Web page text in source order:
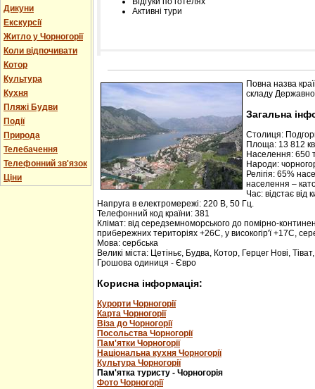
Дикуни
Екскурсії
Житло у Чорногорії
Коли відпочивати
Котор
Культура
Кухня
Пляжі Будви
Події
Природа
Телебачення
Телефонний зв'язок
Ціни
Активні тури
Розміщення інформації про готель на
Редагування інформації і цін на вимогу
Лічільник відвідувачів
Повна назва
складу
Загальна
Столиця:
Площа: 13 812
Населення: 650
Народи:
Релігія: 65%
населення –
Час: відстає від
Напруга в електромережі: 220 В, 50 Гц.
Телефонний код країни: 381
Клімат: від середземноморського до помірно-
прибережних територіях +26С, у високогір'ї +17С,
Мова: сербська
Великі міста: Цетіньє, Будва, Котор, Герцег Нові,
Грошова одиниця - Євро
Корисна інформація:
Курорти Чорногорії
Карта Чорногорії
Віза до Чорногорії
Посольства Чорногорії
Пам'ятки Чорногорії
Національна кухня Чорногорії
Культура Чорногорії
Пам'ятка туристу - Чорногорія
Фото Чорногорії